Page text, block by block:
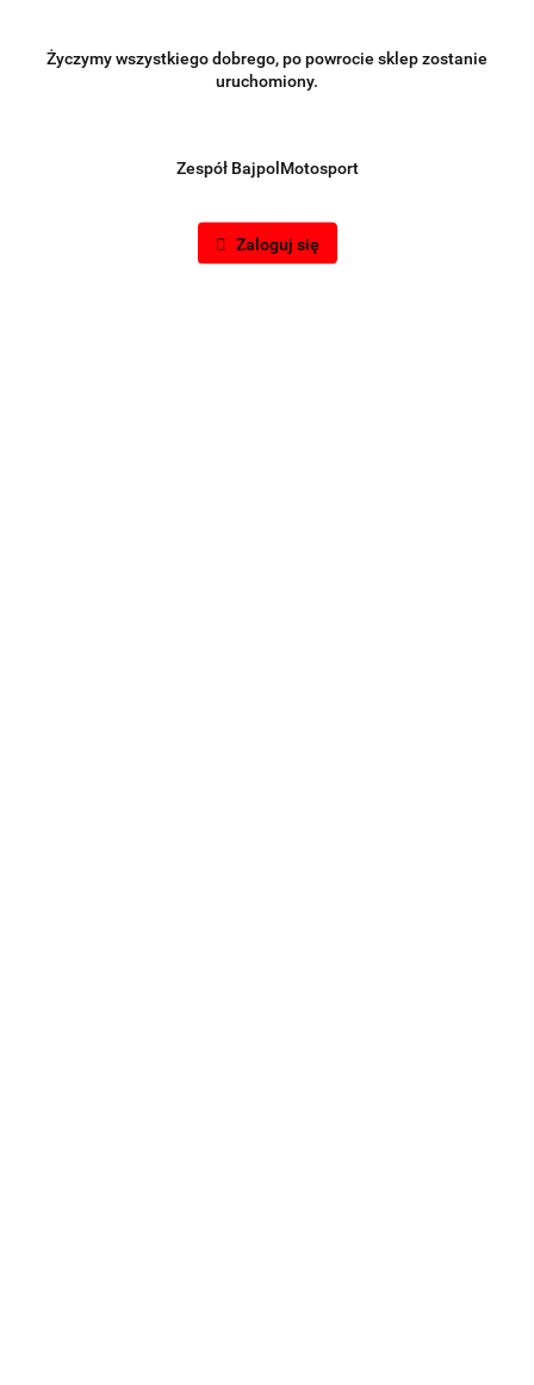
Życzymy wszystkiego dobrego, po powrocie sklep zostanie
uruchomiony.
Zespół BajpolMotosport
Zaloguj się